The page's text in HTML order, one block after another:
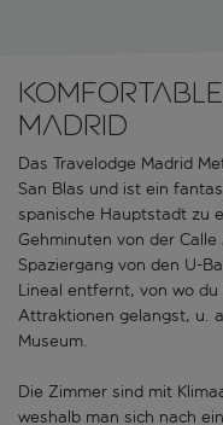
Madrid
Das Travelodge Madrid
San Blas und ist ein
spanische Hauptstadt zu
Gehminuten von der
Spaziergang von den U-
Lineal entfernt, von wo
Attraktionen gelangst, u.
Museum.
Die Zimmer sind mit
weshalb man sich nach